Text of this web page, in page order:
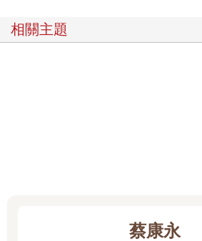
相關主題
蔡康永